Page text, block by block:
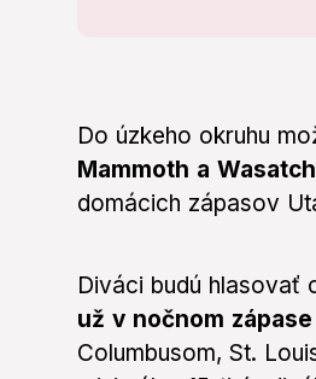
Do úzkeho okruhu
Mammoth a Wasatch
domácich zápasov
Diváci budú hlasovať
už v nočnom
Columbusom, St.